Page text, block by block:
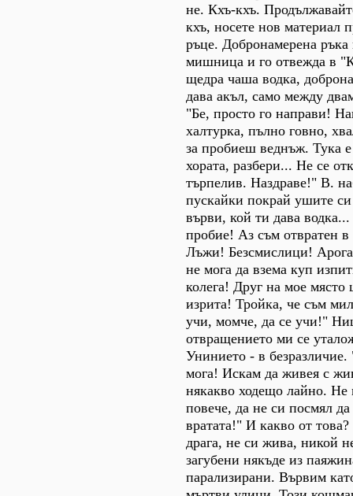
не. Кхъ-кхъ.
кхъ, носете нов материал
ръце. Добронамерена
мишница и го отвежда в
щедра чаша водка,
дава акъл, само между
"Бе, просто го направи!
халтурка, пълно говно,
за пробиеш веднъж. Тука
хората, разбери... Не се
търпелив. Наздраве!" В.
пускайки покрай ушите
върви, кой ти дава
пробие! Аз съм отвратен в
Лъжи! Безсмислици!
не мога да взема куп
колега! Друг на мое
изрита! Тройка, че съм
учи, момче, да се учи!"
отвращението ми се
Унинието - в безразличие.
мога! Искам да живея с
някакво ходещо лайно. Не
повече, да не си посмял
вратата!" И какво от
драга, не си жива, никой
загубени някъде из
парализирани. Вървим